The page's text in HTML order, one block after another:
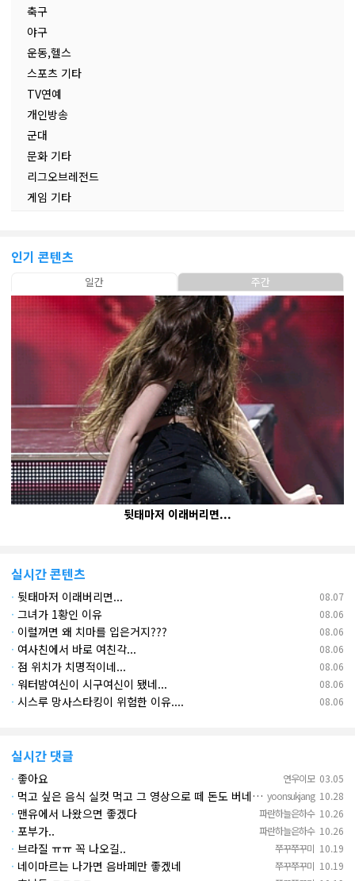
축구
야구
운동,헬스
스포츠 기타
TV연예
개인방송
군대
문화 기타
리그오브레전드
게임 기타
인기 콘텐츠
일간 주간
뒷태마저 이래버리면...
실시간 콘텐츠
08.07
· 뒷태마저 이래버리면...
08.06
· 그녀가 1황인 이유
08.06
· 이럴꺼면 왜 치마를 입은거지???
08.06
· 여사친에서 바로 여친각...
08.06
· 점 위치가 치명적이네...
08.06
· 워터밤여신이 시구여신이 됐네...
08.06
· 시스루 망사스타킹이 위험한 이유....
실시간 댓글
연우이모 03.05
· 좋아요
yoonsukjang 10.28
· 먹고 싶은 음식 실컷 먹고 그 영상으로 떼 돈도 버네 ㄷㄷ. 하고 싶은 것만 하고 부자되네.
파란하늘은하수 10.26
· 맨유에서 나왔으면 좋겠다
파란하늘은하수 10.26
· 포부가..
쭈꾸쭈꾸미 10.19
· 브라질 ㅠㅠ 꼭 나오길..
쭈꾸쭈꾸미 10.19
· 네이마르는 나가면 음바페만 좋겠네